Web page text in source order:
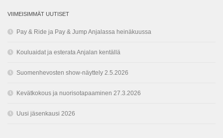
VIIMEISIMMÄT UUTISET
Pay & Ride ja Pay & Jump Anjalassa heinäkuussa
Kouluaidat ja esterata Anjalan kentällä
Suomenhevosten show-näyttely 2.5.2026
Kevätkokous ja nuorisotapaaminen 27.3.2026
Uusi jäsenkausi 2026